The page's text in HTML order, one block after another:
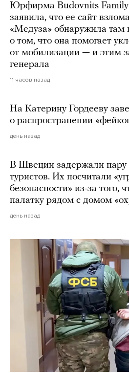
Юрфирма Budovnits Family
заявила, что ее сайт
«Медуза» обнаружила
о том, что она помогает
от мобилизации — и этим
генерала
11 часов назад
На Катерину Гордееву
о распространении
день назад
В Швеции задержали пару
туристов. Их посчитали
безопасности» из-за того,
палатку рядом с домом
день назад